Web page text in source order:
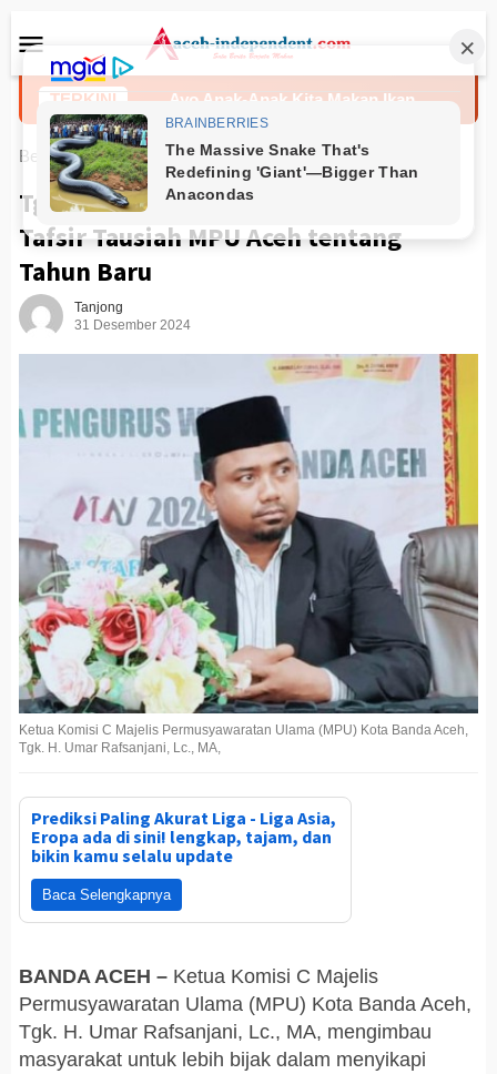
ke
kontenMobile
TERKINI Ayo Anak-Anak Kita Makan Ikan
Beranda News
Tgk Umar Rafsanjani : Jangan Salah
Tafsir Tausiah MPU Aceh tentang
Tahun Baru
Tanjong
31 Desember 2024
Ketua Komisi C Majelis Permusyawaratan Ulama (MPU) Kota Banda Aceh,
Tgk. H. Umar Rafsanjani, Lc., MA,
Prediksi Paling Akurat Liga - Liga Asia,
Eropa ada di sini! lengkap, tajam, dan
bikin kamu selalu update
Baca Selengkapnya
BANDA ACEH – Ketua Komisi C Majelis
Permusyawaratan Ulama (MPU) Kota Banda Aceh,
Tgk. H. Umar Rafsanjani, Lc., MA, mengimbau
masyarakat untuk lebih bijak dalam menyikapi